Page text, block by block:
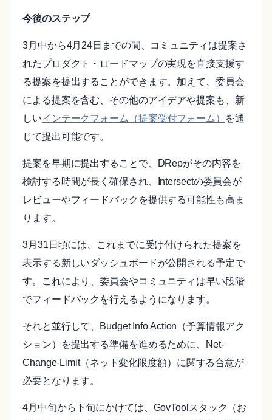
今後のステップ
3月中から4月24日までの間、コミュニティは提案さ
れたプロダクト・ロードマップの実現を直接支援す
る提案を提出することができます。加えて、委員会
による提案を含む、その他のアイデアや提案も、新
しいインテークフォーム（提案受付フォーム）
を通
じて提出可能です。
提案を早期に提出することで、DRepがその内容を
検討する時間が長く確保され、Intersectの委員会が
レビューやフィードバックを提供する可能性も高ま
ります。
3月31日頃には、これまでに受け付けられた提案を
表示する新しいダッシュボードが公開される予定で
す。これにより、委員会やコミュニティは早い段階
でフィードバックを行えるようになります。
それと並行して、Budget Info Action（予算情報アク
ション）を提出する準備を進めるために、Net-
Change-Limit（ネット変化限度額）に関する合意が
必要となります。
4月中旬から下旬にかけては、GovToolスタック（お